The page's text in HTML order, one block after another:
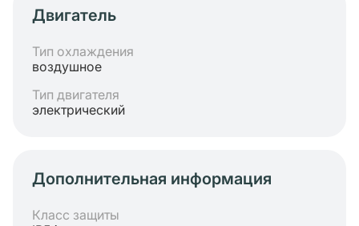
Двигатель
Тип охлаждения
воздушное
Тип двигателя
электрический
Дополнительная информация
Класс защиты